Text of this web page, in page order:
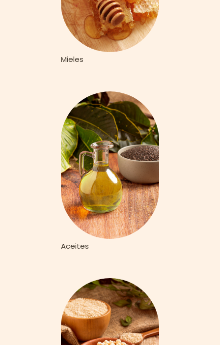
Mieles
Aceites